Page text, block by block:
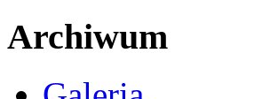
Archiwum